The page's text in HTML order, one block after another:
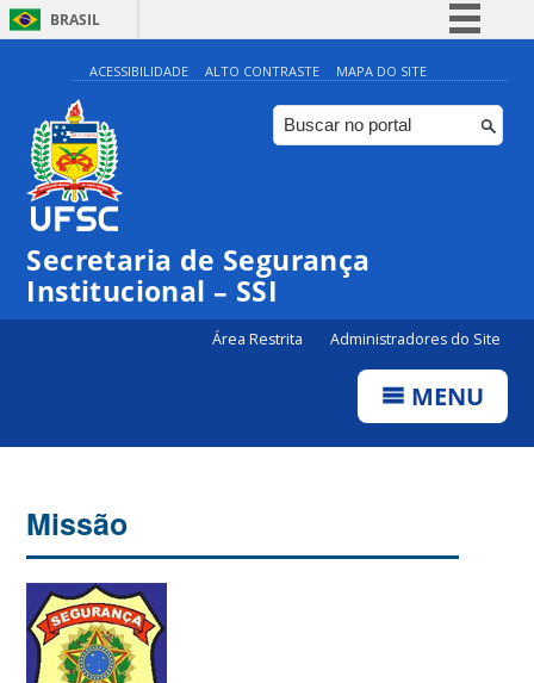
BRASIL
Simplifique!
Comunica BR
Participe
Canais
ACESSIBILIDADE ALTO CONTRASTE MAPA DO SITE
Secretaria de Segurança
Institucional – SSI
Área Restrita Administradores do Site
MENU
Missão